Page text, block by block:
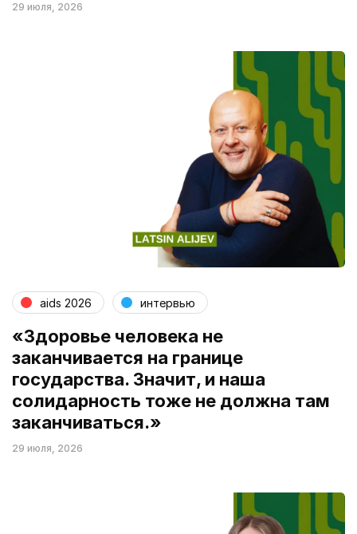
29 июля, 2026
aids 2026 интервью
«Здоровье человека не
заканчивается на границе
государства. Значит, и наша
солидарность тоже не должна там
заканчиваться.»
29 июля, 2026